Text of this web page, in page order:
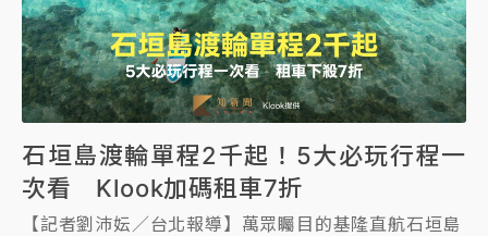
石垣島渡輪單程2千起！5大必玩行程一
次看 Klook加碼租車7折
【記者劉沛妘／台北報導】萬眾矚目的基隆直航石垣島